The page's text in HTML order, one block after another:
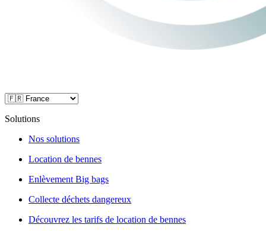
Solutions
Nos solutions
Location de bennes
Enlèvement Big bags
Collecte déchets dangereux
Découvrez les tarifs de location de bennes